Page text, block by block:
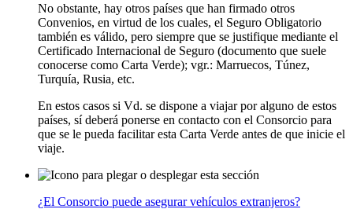
No obstante, hay otros países que han firmado otros
Convenios, en virtud de los cuales, el Seguro Obligatorio
también es válido, pero siempre que se justifique mediante el
Certificado Internacional de Seguro (documento que suele
conocerse como Carta Verde); vgr.: Marruecos, Túnez,
Turquía, Rusia, etc.
En estos casos si Vd. se dispone a viajar por alguno de estos
países, sí deberá ponerse en contacto con el Consorcio para
que se le pueda facilitar esta Carta Verde antes de que inicie el
viaje.
¿El Consorcio puede asegurar vehículos extranjeros?